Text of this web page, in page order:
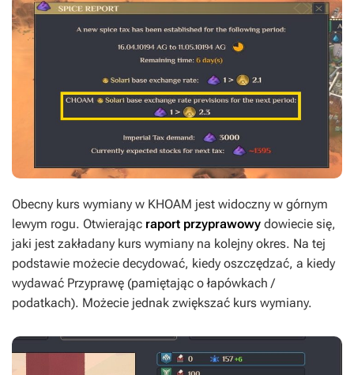
Obecny kurs wymiany w KHOAM jest widoczny w górnym
lewym rogu. Otwierając raport przyprawowy dowiecie się,
jaki jest zakładany kurs wymiany na kolejny okres. Na tej
podstawie możecie decydować, kiedy oszczędzać, a kiedy
wydawać Przyprawę (pamiętając o łapówkach /
podatkach). Możecie jednak zwiększać kurs wymiany.